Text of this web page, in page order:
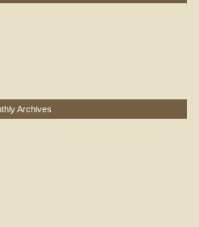
Archives